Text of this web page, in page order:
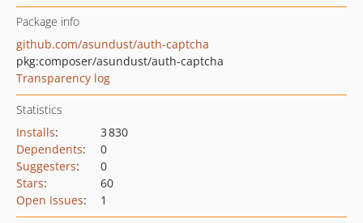
Package info
github.com/asundust/auth-captcha
pkg:composer/asundust/auth-captcha
Transparency log
Statistics
Installs:
3 830
Dependents:
0
Suggesters:
0
Stars:
60
Open Issues: 1